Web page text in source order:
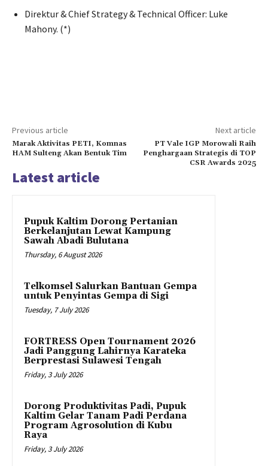
Direktur & Chief Strategy & Technical Officer: Luke
Mahony. (*)
Previous article
Marak Aktivitas PETI, Komnas
HAM Sulteng Akan Bentuk Tim
Next article
PT Vale IGP Morowali Raih
Penghargaan Strategis di TOP
CSR Awards 2025
Latest article
Pupuk Kaltim Dorong Pertanian
Berkelanjutan Lewat Kampung
Sawah Abadi Bulutana
Thursday, 6 August 2026
Telkomsel Salurkan Bantuan Gempa
untuk Penyintas Gempa di Sigi
Tuesday, 7 July 2026
FORTRESS Open Tournament 2026
Jadi Panggung Lahirnya Karateka
Berprestasi Sulawesi Tengah
Friday, 3 July 2026
Dorong Produktivitas Padi, Pupuk
Kaltim Gelar Tanam Padi Perdana
Program Agrosolution di Kubu
Raya
Friday, 3 July 2026